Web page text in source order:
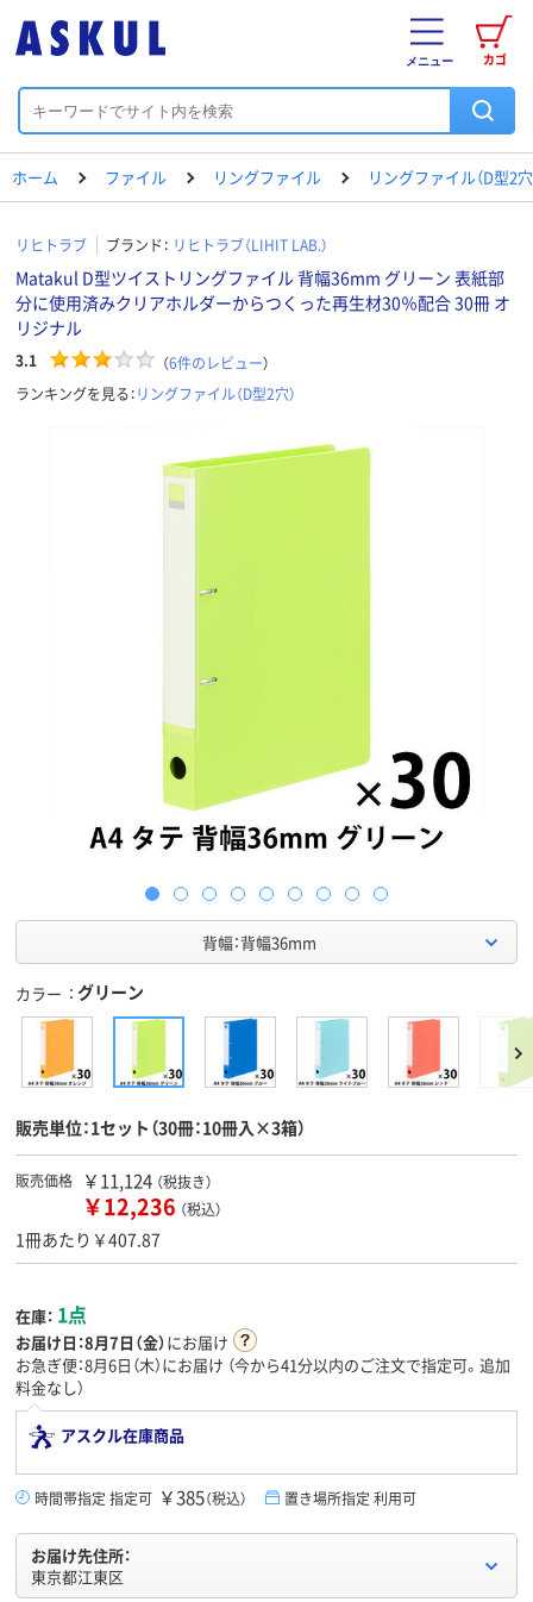
カゴ
メニュー
ホーム ファイル リングファイル リングファイル（D型2穴
リヒトラブ ブランド： リヒトラブ（LIHIT LAB.）
Matakul D型ツイストリングファイル 背幅36mm グリーン 表紙部
分に使用済みクリアホルダーからつくった再生材30％配合 30冊 オ
リジナル
3.1 （6件のレビュー）
ランキングを見る：リングファイル（D型2穴）
背幅：背幅36mm
カラー グリーン
販売単位：1セット（30冊：10冊入×3箱）
販売価格 ￥11,124 （税抜き）
￥12,236 （税込）
1冊あたり￥407.87
在庫： 1点
お届け日：8月7日（金）にお届け
お急ぎ便：8月6日（木）にお届け （今から41分以内のご注文で指定可。追加
料金なし）
アスクル在庫商品
時間帯指定 指定可 ￥385（税込） 置き場所指定 利用可
お届け先住所：
東京都江東区